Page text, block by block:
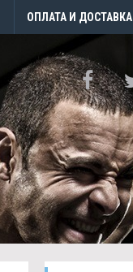
ОПЛАТА И ДОСТАВКА